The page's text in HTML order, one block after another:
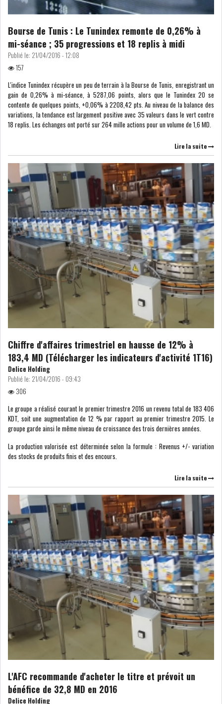
SARRA ZAAFRANI ZENZRI
NOUVELLE CHEFFE DU...
MICHKET SLAMA KHALDI
RSS
MAGHREB
LIBYE MAURITANIE
MAURITANIE : MATTEL LANCE
SA SOLUTION DE...
ATTIJARIWAFA BANK : LA
HAUSSE DES BÉNÉFI...
APRÈS LA SÉCHERESSE, LE
MAGHREB VA VERS...
RSS
INTERNATIONAL
USA & CANADA
AFRIQUE
SUBSAHARIENNE
EUROPE ASIE
AMÉRIQUE LATINE RESTE DU MONDE
LA CHINE CONSOLIDE SA
PLACE PARMI LES LE...
SON BÉNÉFICE DE 3...
Bourse de Tunis : Le Tunindex remonte de 0,26% à
mi-séance ; 35 progressions et 18 replis à midi
Publié le: 21/04/2016 - 12:08
157
L'indice Tunindex récupère un peu de terrain à la Bourse de Tunis, enregistrant un
gain de 0,26% à mi-séance, à 5287,06 points, alors que le Tunindex 20 se
contente de quelques points, +0,06% à 2208,42 pts. Au niveau de la balance des
variations, la tendance est largement positive avec 35 valeurs dans le vert contre
18 replis. Les échanges ont porté sur 264 mille actions pour un volume de 1,6 MD.
Lire la suite
Chiffre d'affaires trimestriel en hausse de 12% à
183,4 MD (Télécharger les indicateurs d'activité 1T16)
Delice Holding
Publié le: 21/04/2016 - 09:43
306
Le groupe a réalisé courant le premier trimestre 2016 un revenu total de 183 406
KDT, soit une augmentation de 12 % par rapport au premier trimestre 2015. Le
groupe garde ainsi le même niveau de croissance des trois dernières années.
La production valorisée est déterminée selon la formule : Revenus +/- variation
des stocks de produits finis et des encours.
Lire la suite
L'AFC recommande d'acheter le titre et prévoit un
bénéfice de 32,8 MD en 2016
Delice Holding